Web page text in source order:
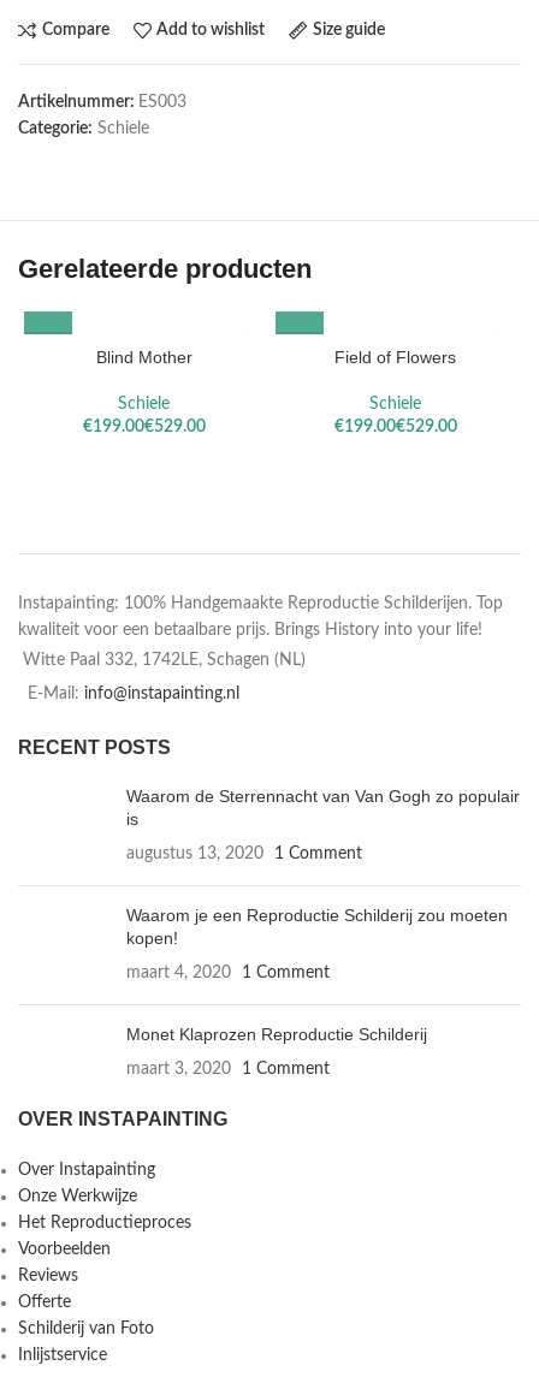
Compare Add to wishlist Size guide
Artikelnummer: ES003
Categorie: Schiele
Gerelateerde producten
Blind Mother
Schiele
€
€
Field of Flowers
Schiele
€
€
Instapainting: 100% Handgemaakte Reproductie Schilderijen. Top
kwaliteit voor een betaalbare prijs. Brings History into your life!
Witte Paal 332, 1742LE, Schagen (NL)
E-Mail: info@instapainting.nl
RECENT POSTS
Waarom de Sterrennacht van Van Gogh zo populair
is
augustus 13, 2020 1 Comment
Waarom je een Reproductie Schilderij zou moeten
kopen!
maart 4, 2020 1 Comment
Monet Klaprozen Reproductie Schilderij
maart 3, 2020 1 Comment
OVER INSTAPAINTING
Over Instapainting
Onze Werkwijze
Het Reproductieproces
Voorbeelden
Reviews
Offerte
Schilderij van Foto
Inlijstservice